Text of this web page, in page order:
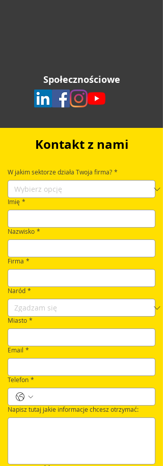
Społecznościowe
Kontakt z nami
W jakim sektorze działa Twoja firma? *
Imię *
Nazwisko *
Firma *
Naród *
Miasto *
Email *
Telefon *
Napisz tutaj jakie informacje chcesz otrzymać: